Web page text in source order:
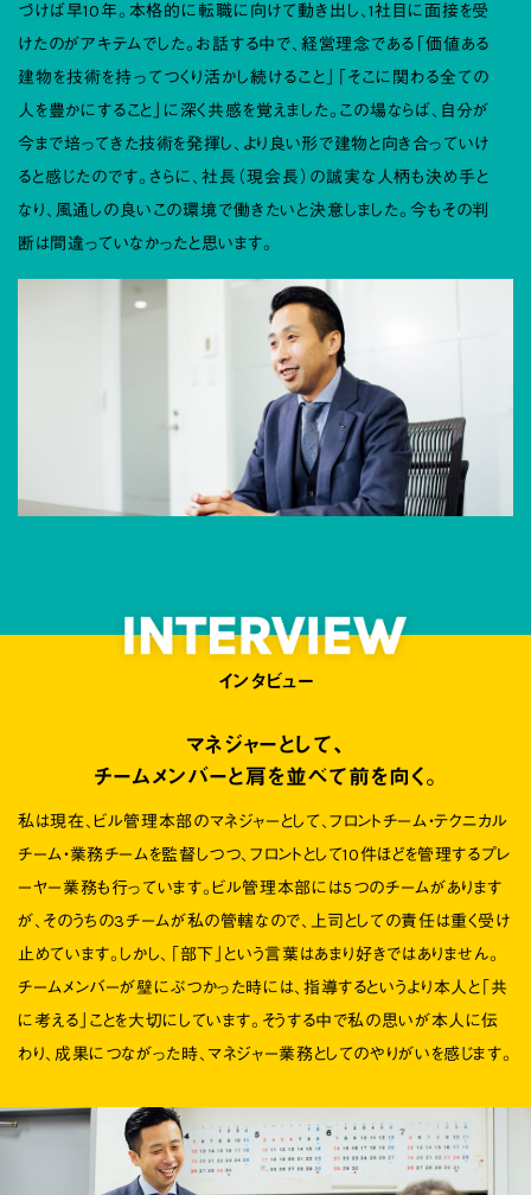
づけば早10年。本格的に転職に向けて動き出し、1社目に面接を受
けたのがアキテムでした。お話する中で、経営理念である「価値ある
建物を技術を持ってつくり活かし続けること」「そこに関わる全ての
人を豊かにすること」に深く共感を覚えました。この場ならば、自分が
今まで培ってきた技術を発揮し、より良い形で建物と向き合っていけ
ると感じたのです。さらに、社長（現会長）の誠実な人柄も決め手と
なり、風通しの良いこの環境で働きたいと決意しました。今もその判
断は間違っていなかったと思います。
インタビュー
マネジャーとして、
チームメンバーと肩を並べて前を向く。
私は現在、ビル管理本部のマネジャーとして、フロントチーム・テクニカル
チーム・業務チームを監督しつつ、フロントとして10件ほどを管理するプレ
ーヤー業務も行っています。ビル管理本部には5つのチームがあります
が、そのうちの3チームが私の管轄なので、上司としての責任は重く受け
止めています。しかし、「部下」という言葉はあまり好きではありません。
チームメンバーが壁にぶつかった時には、指導するというより本人と「共
に考える」ことを大切にしています。そうする中で私の思いが本人に伝
わり、成果につながった時、マネジャー業務としてのやりがいを感じます。